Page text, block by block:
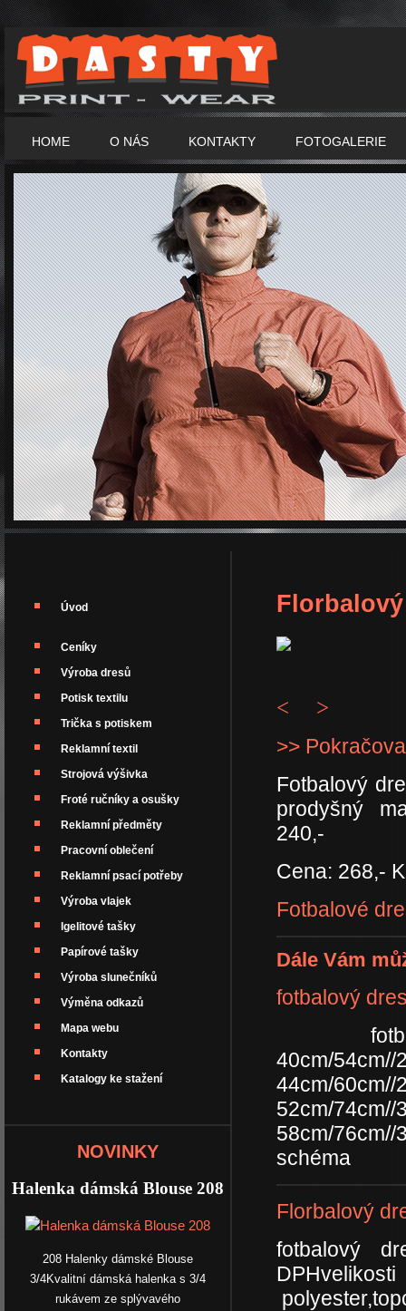
HOME O NÁS KONTAKTY FOTOGALERIE
Úvod
Ceníky
Výroba dresů
Potisk textilu
Trička s potiskem
Reklamní textil
Strojová výšivka
Froté ručníky a osušky
Reklamní předměty
Pracovní oblečení
Reklamní psací potřeby
Výroba vlajek
Igelitové tašky
Papírové tašky
Výroba slunečníků
Výměna odkazů
Mapa webu
Kontakty
Katalogy ke stažení
NOVINKY
Halenka dámská Blouse 208
208 Halenky dámské Blouse
3/4Kvalitní dámská halenka s 3/4
rukávem ze splývavého
< >
>>
Fotbalový
prodyšný
240,-
Cena: 268,-
Fotbalové
Dále Vám
fotbalový
40cm/
44cm/
52cm/
58cm/
schéma
Florbalový
fotbalový